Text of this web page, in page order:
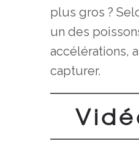
plus gros ?
un des
accélérations,
capturer.